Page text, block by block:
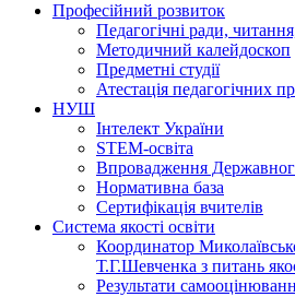
Професійний розвиток
Педагогічні ради,
Методичний калейдоскоп
Предметні студії
Атестація педагогічних
НУШ
Інтелект України
STEM-освіта
Впровадження
Нормативна база
Сертифікація вчителів
Система якості освіти
Координатор
Т.Г.Шевченка з питань
Результати